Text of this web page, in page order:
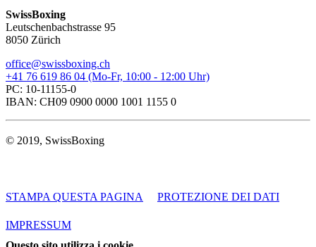
SwissBoxing
Leutschenbachstrasse 95
8050 Zürich
office@swissboxing.ch
+41 76 619 86 04 (Mo-Fr, 10:00 - 12:00 Uhr)
PC: 10-11155-0
IBAN: CH09 0900 0000 1001 1155 0
© 2019, SwissBoxing
STAMPA QUESTA PAGINA PROTEZIONE DEI DATI
IMPRESSUM